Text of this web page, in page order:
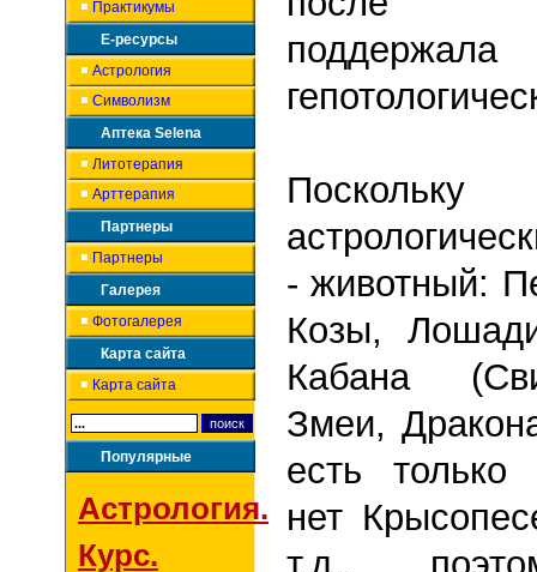
Практикумы
Е-ресурсы
Астрология
Символизм
Аптека Selena
Литотерапия
Арттерапия
Партнеры
Партнеры
Галерея
Фотогалерея
Карта сайта
Карта сайта
Популярные
Астрология.
Курс.
- животный:
Козы,
Кабана
Змеи,
есть
нет